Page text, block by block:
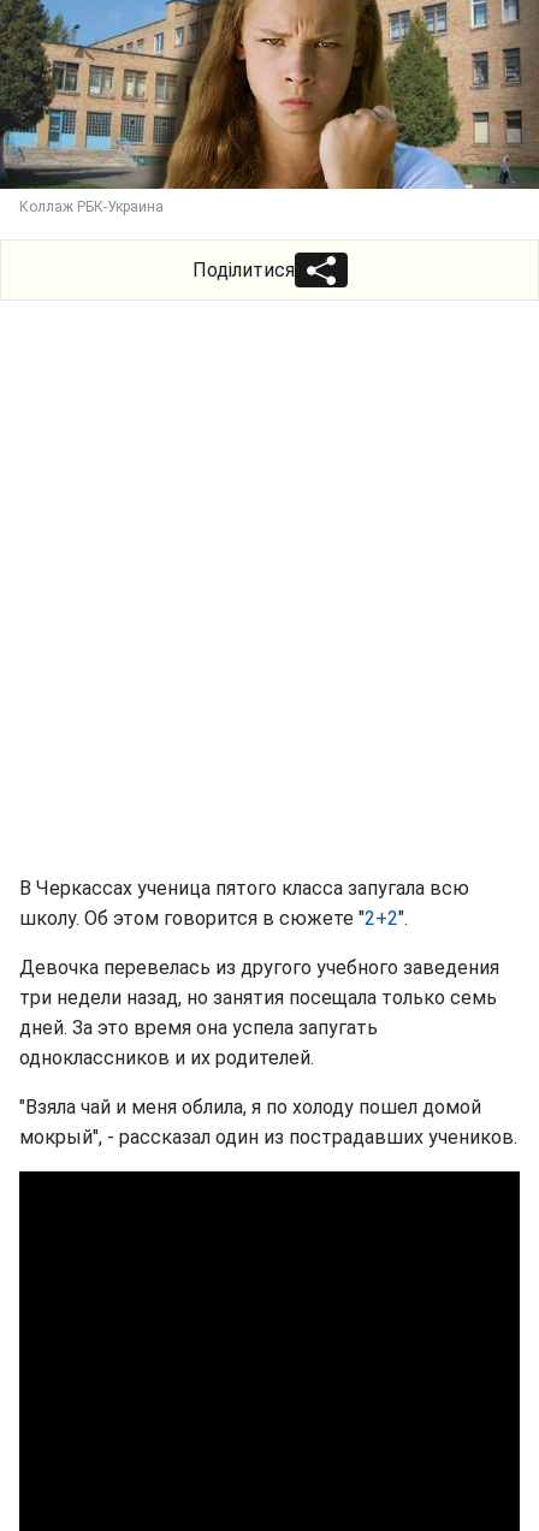
Коллаж РБК-Украина
Поділитися
В Черкассах ученица пятого класса запугала всю
школу. Об этом говорится в сюжете "2+2".
Девочка перевелась из другого учебного заведения
три недели назад, но занятия посещала только семь
дней. За это время она успела запугать
одноклассников и их родителей.
"Взяла чай и меня облила, я по холоду пошел домой
мокрый", - рассказал один из пострадавших учеников.